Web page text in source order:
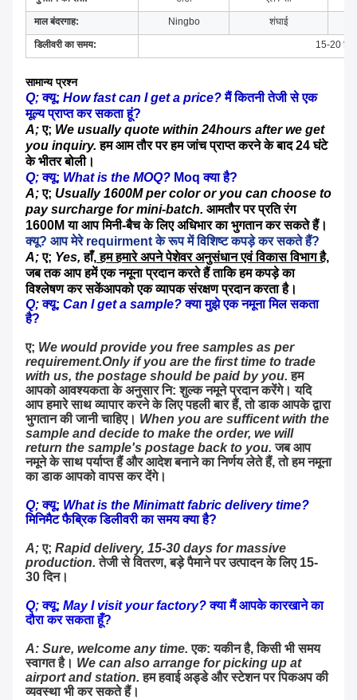
माल बंदरगाह: Ningbo शंघाई
डिलीवरी का समय: 15-20
सामान्य प्रश्न
Q; क्यू; How fast can I get a price? मैं कितनी तेजी से एक
मूल्य प्राप्त कर सकता हूं?
A; ए; We usually quote within 24hours after we get
you inquiry. हम आम तौर पर हम जांच प्राप्त करने के बाद 24 घंटे
के भीतर बोली।
Q; क्यू; What is the MOQ? Moq क्या है?
A; ए; Usually 1600M per color or you can choose to
pay surcharge for mini-batch. आमतौर पर प्रति रंग
1600M या आप मिनी-बैच के लिए अधिभार का भुगतान कर सकते हैं।
क्यू? आप मेरे requirment के रूप में विशिष्ट कपड़े कर सकते हैं?
A; ए; Yes, हाँ,हम हमारे अपने पेशेवर अनुसंधान एवं विकास विभाग है,
जब तक आप हमें एक नमूना प्रदान करते हैं ताकि हम कपड़े का
विश्लेषण कर सकेंआपको एक व्यापक संरक्षण प्रदान करता है।
Q; क्यू; Can I get a sample? क्या मुझे एक नमूना मिल सकता
है?
ए; We would provide you free samples as per
requirement.Only if you are the first time to trade
with us, the postage should be paid by you. हम
आपको आवश्यकता के अनुसार नि: शुल्क नमूने प्रदान करेंगे। यदि
आप हमारे साथ व्यापार करने के लिए पहली बार हैं, तो डाक आपके द्वारा
भुगतान की जानी चाहिए। When you are sufficent with the
sample and decide to make the order, we will
return the sample's postage back to you. जब आप
नमूने के साथ पर्याप्त हैं और आदेश बनाने का निर्णय लेते हैं, तो हम नमूना
का डाक आपको वापस कर देंगे।
Q; क्यू; What is the Minimatt fabric delivery time?
मिनिमैट फैब्रिक डिलीवरी का समय क्या है?
A; ए; Rapid delivery, 15-30 days for massive
production. तेजी से वितरण, बड़े पैमाने पर उत्पादन के लिए 15-
30 दिन।
Q; क्यू; May I visit your factory? क्या मैं आपके कारखाने का
दौरा कर सकता हूँ?
A: Sure, welcome any time. एक: यकीन है, किसी भी समय
स्वागत है। We can also arrange for picking up at
airport and station. हम हवाई अड्डे और स्टेशन पर पिकअप की
व्यवस्था भी कर सकते हैं।